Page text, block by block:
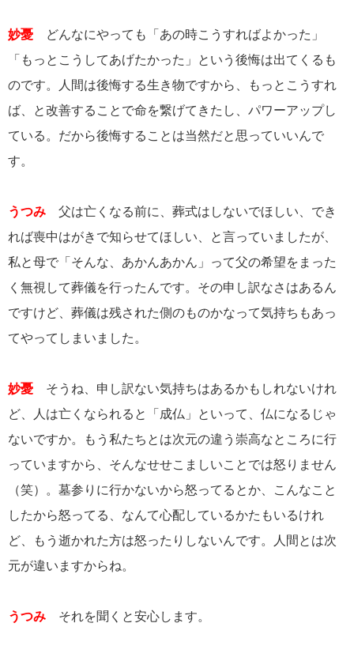
妙憂
どんなにやっても「あの時こうすればよかった」
「もっとこうしてあげたかった」という後悔は出てくるも
のです。人間は後悔する生き物ですから、もっとこうすれ
ば、と改善することで命を繋げてきたし、パワーアップし
ている。だから後悔することは当然だと思っていいんで
す。
うつみ 父は亡くなる前に、葬式はしないでほしい、でき
れば喪中はがきで知らせてほしい、と言っていましたが、
私と母で「そんな、あかんあかん」って父の希望をまった
く無視して葬儀を行ったんです。その申し訳なさはあるん
ですけど、葬儀は残された側のものかなって気持ちもあっ
てやってしまいました。
妙憂 そうね、申し訳ない気持ちはあるかもしれないけれ
ど、人は亡くなられると「成仏」といって、仏になるじゃ
ないですか。もう私たちとは次元の違う崇高なところに行
っていますから、そんなせせこましいことでは怒りません
（笑）。墓参りに行かないから怒ってるとか、こんなこと
したから怒ってる、なんて心配しているかたもいるけれ
ど、もう逝かれた方は怒ったりしないんです。人間とは次
元が違いますからね。
うつみ それを聞くと安心します。